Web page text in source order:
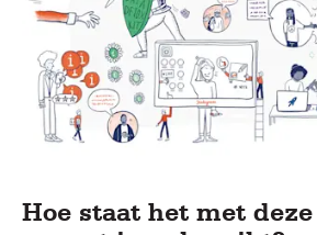
Hoe staat het met